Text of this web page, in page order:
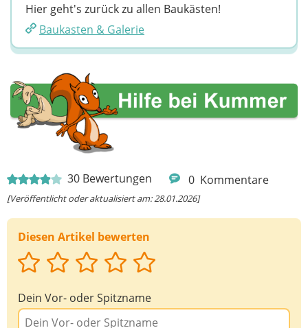
30 Bewertungen 0 Kommentare
[Veröffentlicht oder aktualisiert am: 28.01.2026]
Diesen Artikel bewerten
Dein Vor- oder Spitzname
Hier geht's zurück zu allen Baukästen!
Baukasten & Galerie